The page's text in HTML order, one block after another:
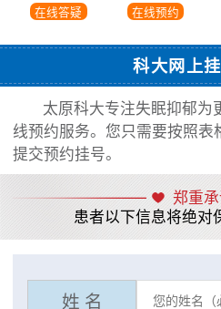
在线答疑 在线预约
科大网上
太原科大专注失眠抑郁为
线预约服务。您只需要按照
提交预约挂号。
郑重
患者以下信息将绝对
姓 名